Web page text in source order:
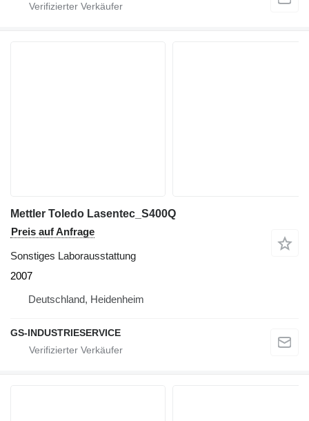
Mettler Toledo Lasentec_S400Q
Preis auf Anfrage
Sonstiges Laborausstattung
2007
Deutschland, Heidenheim
GS-INDUSTRIESERVICE